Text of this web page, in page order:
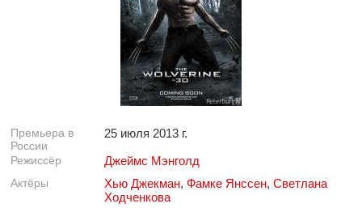
Премьера в
России
25 июля 2013 г.
Режиссёр Джеймс Мэнголд
Актёры Хью Джекман, Фамке Янссен, Светлана
Ходченкова